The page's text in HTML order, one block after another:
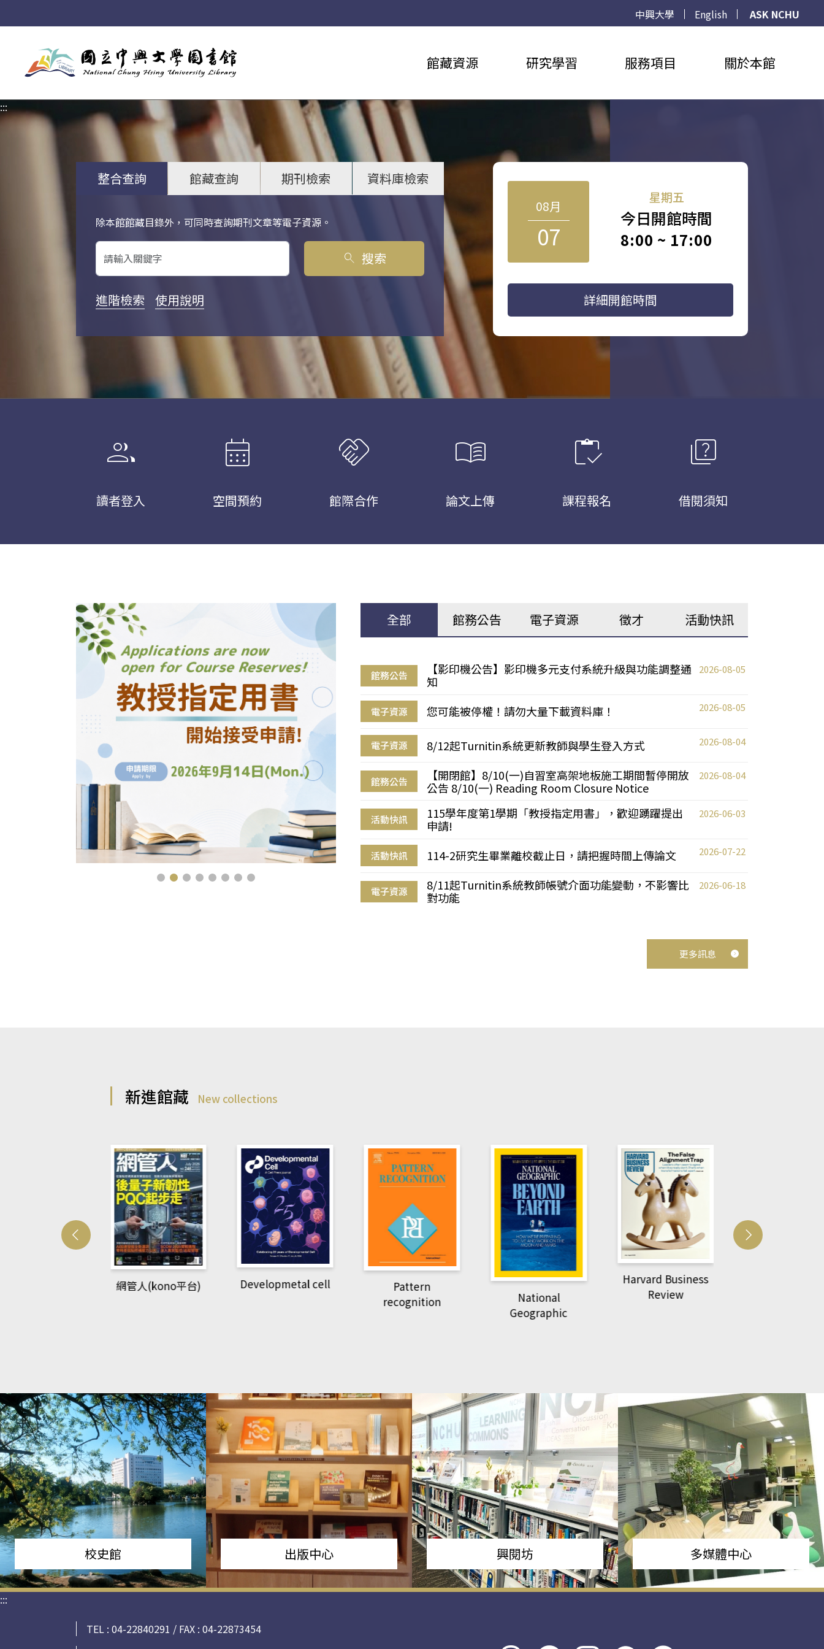
中興大學 English
ASK NCHU
館藏資源 研究學習 服務項目 關於本館
:::
整合查詢 館藏查詢 期刊檢索 資料庫檢索
除本館館藏目錄外，可同時查詢期刊文章等電子資源。
關鍵字搜尋
search 搜索
進階檢索 使用說明
08月
07
星期五
今日開館時間
8:00 ~ 17:00
詳細開館時間
group
讀者登入
calendar_month
空間預約
handshake
館際合作
menu_book
論文上傳
inventory
課程報名
quiz
借閱須知
全部 館務公告 電子資源 徵才 活動快訊
館務公告
【影印機公告】影印機多元支付系統升級與功能調整通
知
2026-08-05
電子資源 您可能被停權！請勿大量下載資料庫！ 2026-08-05
電子資源 8/12起Turnitin系統更新教師與學生登入方式 2026-08-04
館務公告
【開閉館】8/10(一)自習室高架地板施工期間暫停開放
公告 8/10(一) Reading Room Closure Notice
2026-08-04
活動快訊
115學年度第1學期「教授指定用書」，歡迎踴躍提出
申請!
2026-06-03
活動快訊 114-2研究生畢業離校截止日，請把握時間上傳論文 2026-07-22
電子資源
8/11起Turnitin系統教師帳號介面功能變動，不影響比
對功能
2026-06-18
更多訊息
新進館藏 New collections
Developmetal cell
Pattern
National
Geographic
Harvard Business
Review
萌動力一頁漫畫學生
校史館 出版中心 興閱坊 多媒體中心
:::
TEL : 04-22840291 / FAX : 04-22873454